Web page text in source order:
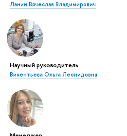
Ланин Вячеслав Владимирович
Научный руководитель
Викентьева Ольга Леонидовна